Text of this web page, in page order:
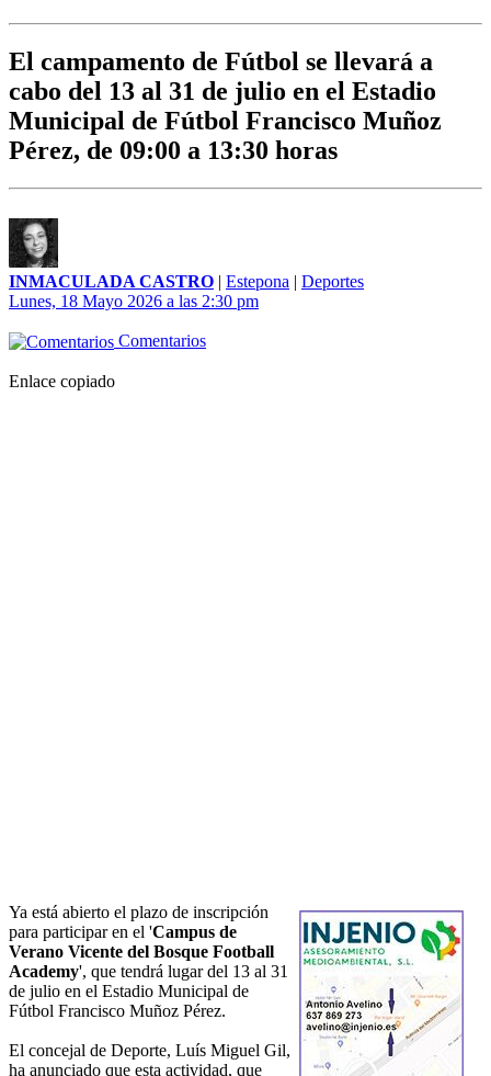
El campamento de Fútbol se llevará a
cabo del 13 al 31 de julio en el Estadio
Municipal de Fútbol Francisco Muñoz
Pérez, de 09:00 a 13:30 horas
INMACULADA CASTRO | Estepona | Deportes
Lunes, 18 Mayo 2026 a las 2:30 pm
Comentarios
Enlace copiado
Ya está abierto el plazo de inscripción
para participar en el 'Campus de
Verano Vicente del Bosque Football
Academy', que tendrá lugar del 13 al 31
de julio en el Estadio Municipal de
Fútbol Francisco Muñoz Pérez.
El concejal de Deporte, Luís Miguel Gil,
ha anunciado que esta actividad, que